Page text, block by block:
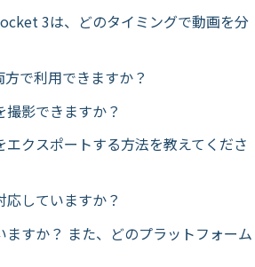
3は、どのタイミングで動画を分
で利用できますか？
影できますか？
クスポートする方法を教えてくださ
していますか？
すか？ また、どのプラットフォーム